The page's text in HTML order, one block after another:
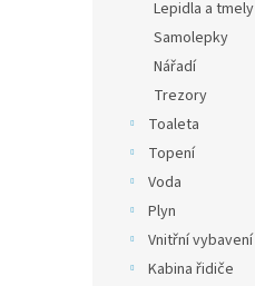
Lepidla a tmely
Samolepky
Nářadí
Trezory
Toaleta
Topení
Voda
Plyn
Vnitřní vybavení
Kabina řidiče